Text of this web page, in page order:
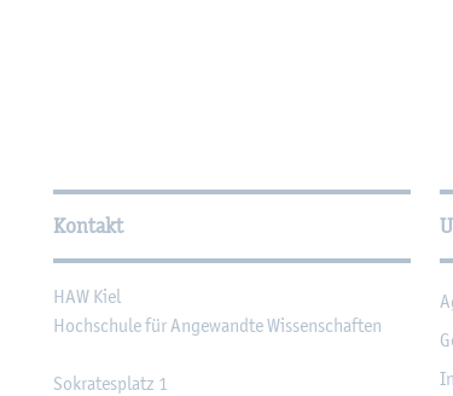
Wei­ter­füh­ren­de
Kontakt
HAW Kiel
Hoch­schu­le für An­ge­wand­te Wis­sen­schaf­ten
So­kra­tes­platz 1